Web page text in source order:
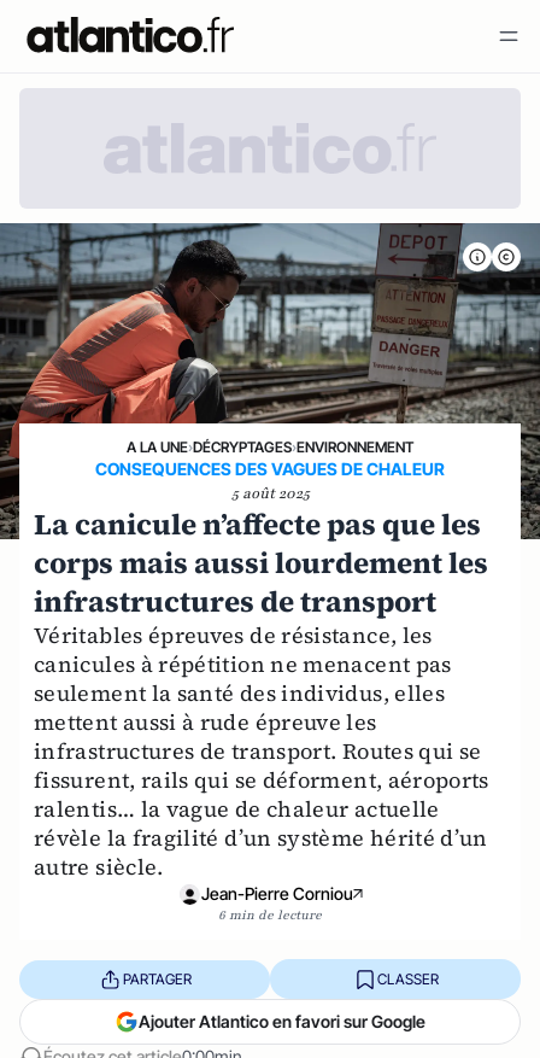
A LA UNE›DÉCRYPTAGES›ENVIRONNEMENT
CONSEQUENCES DES VAGUES DE CHALEUR
5 août 2025
La canicule n’affecte pas que les
corps mais aussi lourdement les
infrastructures de transport
Véritables épreuves de résistance, les
canicules à répétition ne menacent pas
seulement la santé des individus, elles
mettent aussi à rude épreuve les
infrastructures de transport. Routes qui se
fissurent, rails qui se déforment, aéroports
ralentis… la vague de chaleur actuelle
révèle la fragilité d’un système hérité d’un
autre siècle.
Jean-Pierre Corniou
6 min de lecture
PARTAGER CLASSER
Ajouter Atlantico en favori sur Google